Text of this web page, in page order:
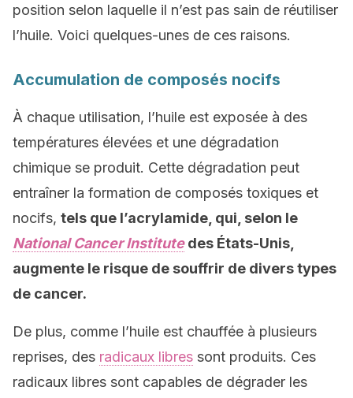
position selon laquelle il n’est pas sain de réutiliser
l’huile. Voici quelques-unes de ces raisons.
Accumulation de composés nocifs
À chaque utilisation, l’huile est exposée à des
températures élevées et une dégradation
chimique se produit. Cette dégradation peut
entraîner la formation de composés toxiques et
nocifs, tels que l’acrylamide, qui, selon le
National Cancer Institutedes États-Unis,
augmente le risque de souffrir de divers types
de cancer.
De plus, comme l’huile est chauffée à plusieurs
reprises, des radicaux libres sont produits. Ces
radicaux libres sont capables de dégrader les